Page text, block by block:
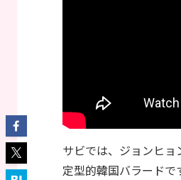
サビでは、ジョンヒョ
定型的韓国バラードで